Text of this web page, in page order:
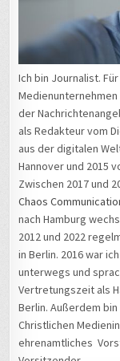
Ich bin Journalist.
der
als Redakteur vom
aus der digitalen
Hannover und 2015
Zwischen 2017 und
Chaos
nach Hamburg
2012 und 2022
in Berlin. 2016 war
unterwegs und
Vertretungszeit als
Berlin. Außerdem
Christlichen
ehrenamtliches